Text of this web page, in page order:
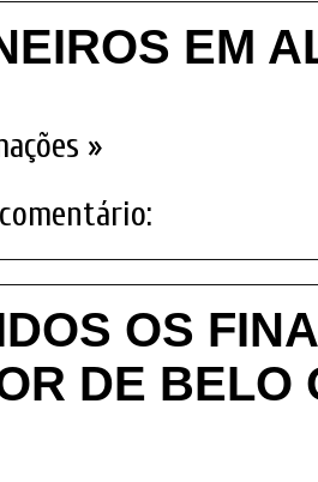
EM
»
OS
DE BELO